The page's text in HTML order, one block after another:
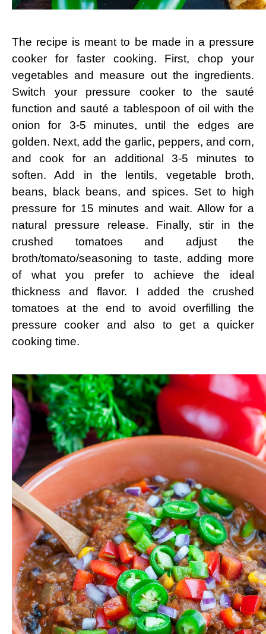
The recipe ⁣is⁣ meant to be made in‍ a ‍pressure
cooker for faster⁢ cooking.‍ First, chop your
vegetables and measure out the ingredients.
Switch your pressure cooker ⁢to ⁣the sauté
‌function and sauté a tablespoon of‌ oil with the
onion for 3-5 minutes, until the edges are
golden. Next, add the garlic, peppers, ‌and corn,
and ⁣cook for an⁣ additional 3-5 minutes to
soften. Add in the lentils, vegetable broth,
beans, black beans, and ⁣spices. Set to high
pressure for 15 minutes and wait. ⁢Allow for a
natural pressure release. Finally, stir in the
crushed tomatoes⁤ and adjust the
broth/tomato/seasoning to taste, adding more
of what you prefer ⁢to achieve ⁤the ideal
thickness⁣ and flavor. I added the crushed
tomatoes at the end to avoid overfilling the
pressure cooker ‌and also to get a quicker
cooking time.